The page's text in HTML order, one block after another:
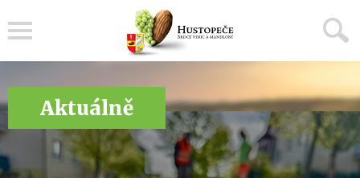
Aktuálně